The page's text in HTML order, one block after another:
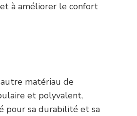
à améliorer le confort
matériau de
et polyvalent,
pour sa durabilité et sa